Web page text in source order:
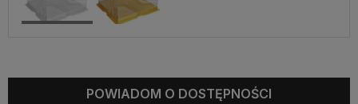
POWIADOM O DOSTĘPNOŚCI